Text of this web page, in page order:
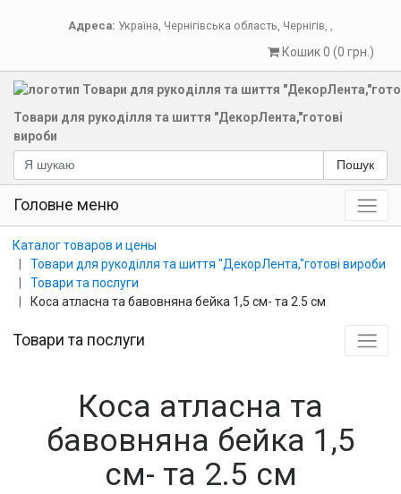
Адреса: Україна, Чернігівська область, Чернігів, ,
Кошик 0 (0 грн.)
Товари для рукоділля та шиття "ДекорЛента,"готові
вироби
Пошук
Головне меню
Каталог товаров и цены
Товари для рукоділля та шиття "ДекорЛента,"готові вироби
Товари та послуги
Коса атласна та бавовняна бейка 1,5 см- та 2.5 см
Товари та послуги
Коса атласна та
бавовняна бейка 1,5
см- та 2.5 см